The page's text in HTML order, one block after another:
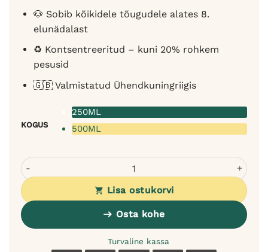
🐶 Sobib kõikidele tõugudele alates 8.
elunädalast
♻️ Kontsentreeritud – kuni 20% rohkem
pesusid
🇬🇧 Valmistatud Ühendkuningriigis
KOGUS
250ML
500ML
Bugalugs Baby Fresh šampoon koertele - beebipuudri
Lisa ostukorvi
Osta kohe
Turvaline kassa